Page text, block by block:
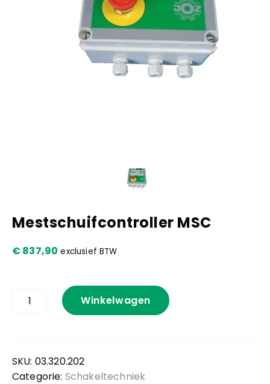
Servicedienst
Mestschuifcontroller MSC
€ 837,90 exclusief BTW
Mestschuifcontroller
MSC
Winkelwagen
SKU: 03.320.202
Categorie: Schakeltechniek